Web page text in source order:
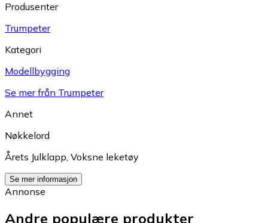
Produsenter
Trumpeter
Kategori
Modellbygging
Se mer från Trumpeter
Annet
Nøkkelord
Årets Julklapp, Voksne leketøy
Se mer informasjon
Annonse
Andre populære produkter